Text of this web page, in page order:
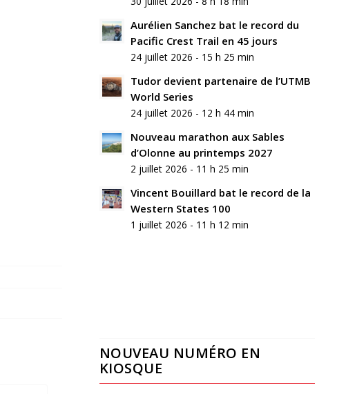
Aurélien Sanchez bat le record du
Pacific Crest Trail en 45 jours
24 juillet 2026 - 15 h 25 min
Tudor devient partenaire de l’UTMB
World Series
24 juillet 2026 - 12 h 44 min
Nouveau marathon aux Sables
d’Olonne au printemps 2027
2 juillet 2026 - 11 h 25 min
Vincent Bouillard bat le record de la
Western States 100
1 juillet 2026 - 11 h 12 min
NOUVEAU NUMÉRO EN
KIOSQUE